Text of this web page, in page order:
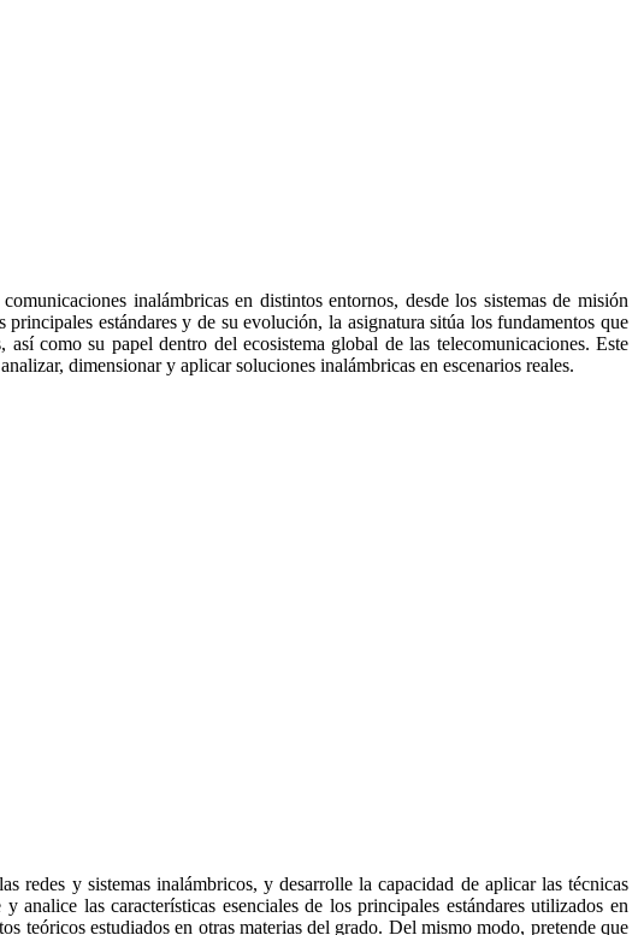
inalámbricas en distintos entornos, desde los sistemas de misión
estándares y de su evolución, la asignatura sitúa los fundamentos que
como su papel dentro del ecosistema global de las telecomunicaciones. Este
dimensionar y aplicar soluciones inalámbricas en escenarios reales.
redes y sistemas inalámbricos, y desarrolle la capacidad de aplicar las técnicas
las características esenciales de los principales estándares utilizados en
teóricos estudiados en otras materias del grado. Del mismo modo, pretende que